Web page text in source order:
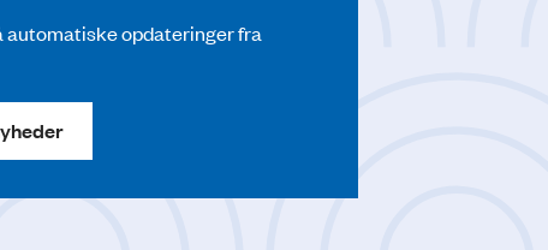
automatiske opdateringer fra